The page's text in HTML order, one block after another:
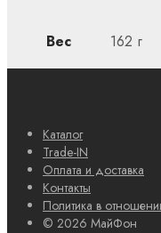
Вес 162 г
Каталог
Trade-IN
Оплата и доставка
Контакты
Политика в
© 2026 МайФон